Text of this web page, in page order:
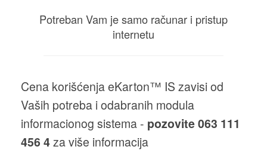
Potreban Vam je samo računar i pristup
internetu
Cena korišćenja eKarton™ IS zavisi od
Vaših potreba i odabranih modula
informacionog sistema - pozovite 063 111
456 4za više informacija